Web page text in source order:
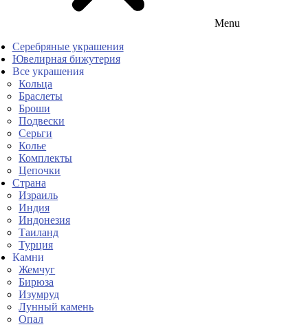
Menu
Серебряные украшения
Ювелирная бижутерия
Все украшения
Кольца
Браслеты
Броши
Подвески
Серьги
Колье
Комплекты
Цепочки
Страна
Израиль
Индия
Индонезия
Таиланд
Турция
Камни
Жемчуг
Бирюза
Изумруд
Лунный камень
Опал